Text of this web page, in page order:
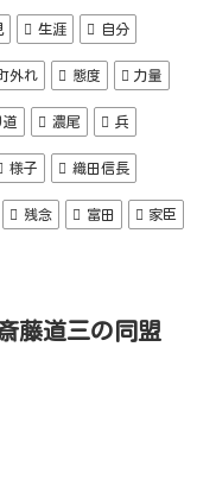
生涯 自分
外れ 態度 力量
道 濃尾 兵
様子 織田信長
残念 富田 家臣
藤道三の同盟